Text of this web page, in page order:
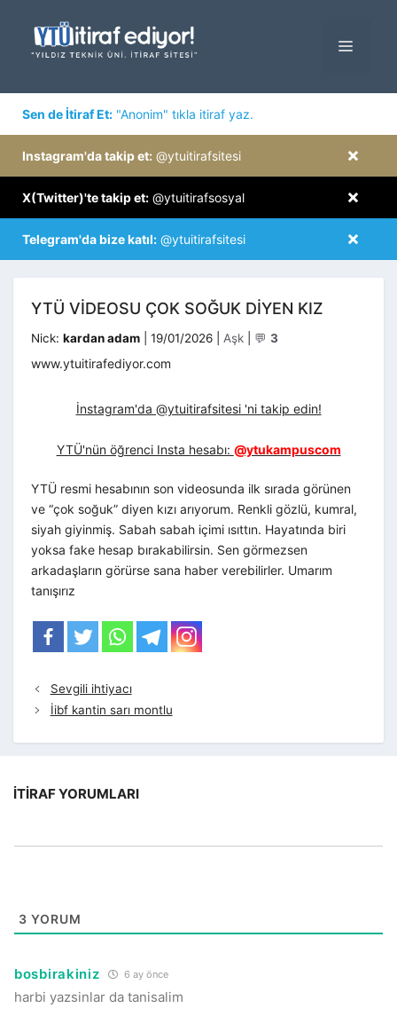
MENÜ
Sen de İtiraf Et: "Anonim" tıkla itiraf yaz.
×
Instagram'da takip et: @ytuitirafsitesi
×
X(Twitter)'te takip et: @ytuitirafsosyal
×
Telegram'da bize katıl: @ytuitirafsitesi
YTÜ VIDEOSU ÇOK SOĞUK DIYEN KIZ
Nick: kardan adam 19/01/2026 Kategoriler
Aşk 💬 3
www.ytuitirafediyor.com
İnstagram'da @ytuitirafsitesi 'ni takip edin!
YTÜ'nün öğrenci Insta hesabı: @ytukampuscom
YTÜ resmi hesabının son videosunda ilk sırada görünen
ve “çok soğuk” diyen kızı arıyorum. Renkli gözlü, kumral,
siyah giyinmiş. Sabah sabah içimi ısıttın. Hayatında biri
yoksa fake hesap bırakabilirsin. Sen görmezsen
arkadaşların görürse sana haber verebilirler. Umarım
tanışırız
Sevgili ihtiyacı
İibf kantin sarı montlu
İTIRAF YORUMLARI
3 YORUM
bosbirakiniz 6 ay önce
harbi yazsinlar da tanisalim